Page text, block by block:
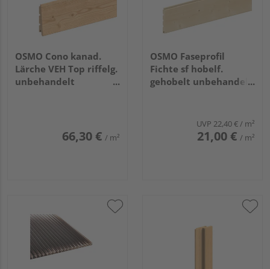
OSMO Cono kanad.
Lärche VEH Top riffelg.
unbehandelt
66,30 € / m²
OSMO Faseprofil
Fichte sf hobelf.
gehobelt unbehandelt
UVP 22,40 €/ m²
21,00 € / m²